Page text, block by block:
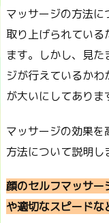
マッサージの方法に
取り上げられている
ます。しかし、見
ジが行えているか
が大いにしてありま
マッサージの効果
方法について説明し
顔のセルフマッサー
や適切なスピードな